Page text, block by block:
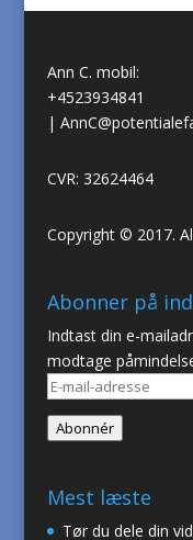
Ann C. mobil:
+4523934841
|
CVR: 32624464
Copyright © 2017.
Abonner på
Indtast din e-
modtage
E-
mail-
adresse
Abonnér
Mest læste
Tør du dele din